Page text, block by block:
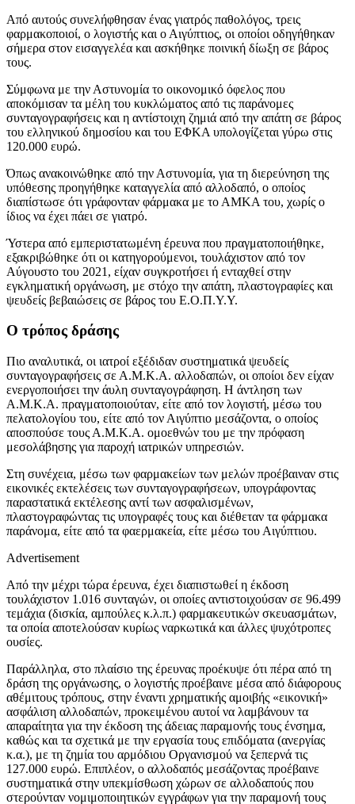
Από αυτούς συνελήφθησαν ένας γιατρός παθολόγος, τρεις
φαρμακοποιοί, ο λογιστής και ο Αιγύπτιος, οι οποίοι οδηγήθηκαν
σήμερα στον εισαγγελέα και ασκήθηκε ποινική δίωξη σε βάρος
τους.
Σύμφωνα με την Αστυνομία το οικονομικό όφελος που
αποκόμισαν τα μέλη του κυκλώματος από τις παράνομες
συνταγογραφήσεις και η αντίστοιχη ζημιά από την απάτη σε βάρος
του ελληνικού δημοσίου και του ΕΦΚΑ υπολογίζεται γύρω στις
120.000 ευρώ.
Όπως ανακοινώθηκε από την Αστυνομία, για τη διερεύνηση της
υπόθεσης προηγήθηκε καταγγελία από αλλοδαπό, ο οποίος
διαπίστωσε ότι γράφονταν φάρμακα με το ΑΜΚΑ του, χωρίς ο
ίδιος να έχει πάει σε γιατρό.
Ύστερα από εμπεριστατωμένη έρευνα που πραγματοποιήθηκε,
εξακριβώθηκε ότι οι κατηγορούμενοι, τουλάχιστον από τον
Αύγουστο του 2021, είχαν συγκροτήσει ή ενταχθεί στην
εγκληματική οργάνωση, με στόχο την απάτη, πλαστογραφίες και
ψευδείς βεβαιώσεις σε βάρος του Ε.Ο.Π.Υ.Υ.
Ο τρόπος δράσης
Πιο αναλυτικά, οι ιατροί εξέδιδαν συστηματικά ψευδείς
συνταγογραφήσεις σε Α.Μ.Κ.Α. αλλοδαπών, οι οποίοι δεν είχαν
ενεργοποιήσει την άυλη συνταγογράφηση. Η άντληση των
Α.Μ.Κ.Α. πραγματοποιούταν, είτε από τον λογιστή, μέσω του
πελατολογίου του, είτε από τον Αιγύπτιο μεσάζοντα, ο οποίος
αποσπούσε τους Α.Μ.Κ.Α. ομοεθνών του με την πρόφαση
μεσολάβησης για παροχή ιατρικών υπηρεσιών.
Στη συνέχεια, μέσω των φαρμακείων των μελών προέβαιναν στις
εικονικές εκτελέσεις των συνταγογραφήσεων, υπογράφοντας
παραστατικά εκτέλεσης αντί των ασφαλισμένων,
πλαστογραφώντας τις υπογραφές τους και διέθεταν τα φάρμακα
παράνομα, είτε από τα φαερμακεία, είτε μέσω του Αιγύπτιου.
Advertisement
Από την μέχρι τώρα έρευνα, έχει διαπιστωθεί η έκδοση
τουλάχιστον 1.016 συνταγών, οι οποίες αντιστοιχούσαν σε 96.499
τεμάχια (δισκία, αμπούλες κ.λ.π.) φαρμακευτικών σκευασμάτων,
τα οποία αποτελούσαν κυρίως ναρκωτικά και άλλες ψυχότροπες
ουσίες.
Παράλληλα, στο πλαίσιο της έρευνας προέκυψε ότι πέρα από τη
δράση της οργάνωσης, ο λογιστής προέβαινε μέσα από διάφορους
αθέμιτους τρόπους, στην έναντι χρηματικής αμοιβής «εικονική»
ασφάλιση αλλοδαπών, προκειμένου αυτοί να λαμβάνουν τα
απαραίτητα για την έκδοση της άδειας παραμονής τους ένσημα,
καθώς και τα σχετικά με την εργασία τους επιδόματα (ανεργίας
κ.α.), με τη ζημία του αρμόδιου Οργανισμού να ξεπερνά τις
127.000 ευρώ. Επιπλέον, ο αλλοδαπός μεσάζοντας προέβαινε
συστηματικά στην υπεκμίσθωση χώρων σε αλλοδαπούς που
στερούνταν νομιμοποιητικών εγγράφων για την παραμονή τους